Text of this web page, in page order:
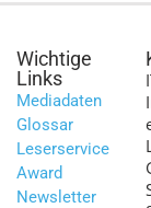
Wichtige
Links
Mediadaten
Glossar
Leserservice
Award
Newsletter